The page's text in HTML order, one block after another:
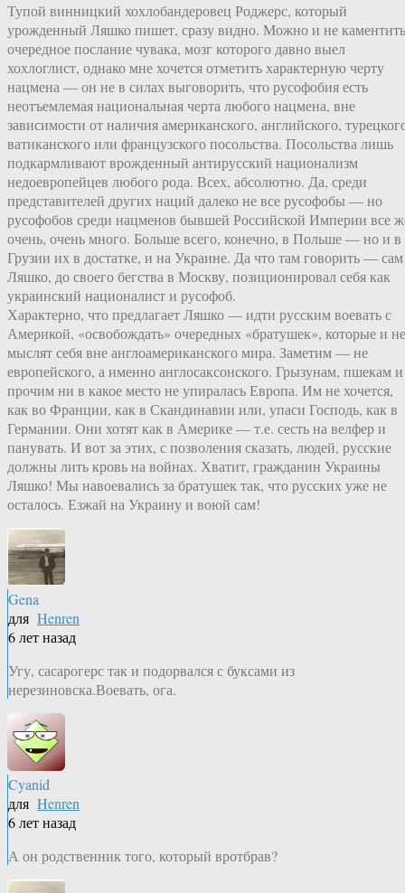
Тупой винницкий хохлобандеровец Роджерс, который
урожденный Ляшко пишет, сразу видно. Можно и не каментить
очередное послание чувака, мозг которого давно выел
хохлоглист, однако мне хочется отметить характерную черту
нацмена — он не в силах выговорить, что русофобия есть
неотъемлемая национальная черта любого нацмена, вне
зависимости от наличия американского, английского,
ватиканского или французского посольства. Посольства лишь
подкармливают врожденный антирусский национализм
недоевропейцев любого рода. Всех, абсолютно. Да, среди
представителей других наций далеко не все русофобы — но
русофобов среди нацменов бывшей Российской Империи все
очень, очень много. Больше всего, конечно, в Польше — но и в
Грузии их в достатке, и на Украине. Да что там говорить — сам
Ляшко, до своего бегства в Москву, позиционировал себя как
украинский националист и русофоб.
Характерно, что предлагает Ляшко — идти русским воевать с
Америкой, «освобождать» очередных «братушек», которые и не
мыслят себя вне англоамериканского мира. Заметим — не
европейского, а именно англосаксонского. Грызунам, пшекам и
прочим ни в какое место не упиралась Европа. Им не хочется,
как во Франции, как в Скандинавии или, упаси Господь, как в
Германии. Они хотят как в Америке — т.е. сесть на велфер и
панувать. И вот за этих, с позволения сказать, людей, русские
должны лить кровь на войнах. Хватит, гражданин Украины
Ляшко! Мы навоевались за братушек так, что русских уже не
осталось. Езжай на Украину и воюй сам!
Gena
для Henren
6 лет назад
Угу, сасарогерс так и подорвался с буксами из
нерезиновска.Воевать, ога.
Cyanid
для Henren
6 лет назад
А он родственник того, который вротбрав?